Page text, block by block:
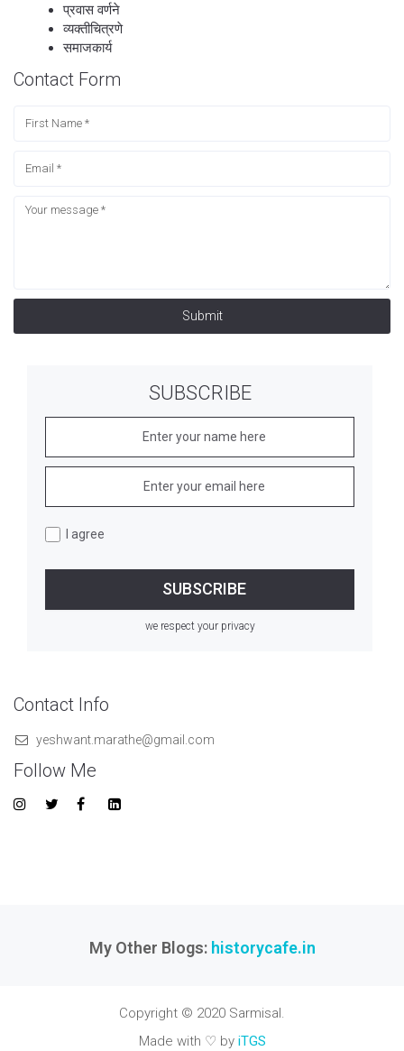
प्रवास वर्णने
व्यक्तीचित्रणे
समाजकार्य
Contact Form
Submit
SUBSCRIBE
I agree
we respect your privacy
Contact Info
yeshwant.marathe@gmail.com
Follow Me
My Other Blogs: historycafe.in
Copyright © 2020 Sarmisal.
Made with ♡ by iTGS